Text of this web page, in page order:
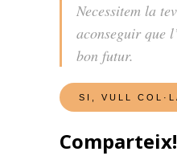
Necessitem la
aconseguir que l’
bon futur.
Comparteix!